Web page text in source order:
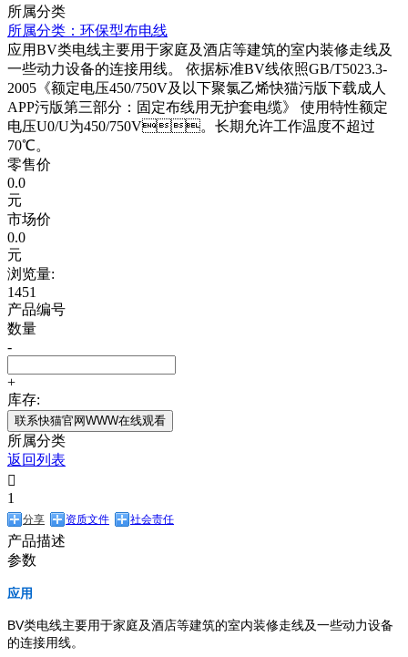
所属分类
所属分类： 环保型布电线
应用BV类电线主要用于家庭及酒店等建筑的室内装修走线及
一些动力设备的连接用线。 依据标准BV线依照GB/T5023.3-
2005《额定电压450/750V及以下聚氯乙烯快猫污版下载成人
APP污版第三部分：固定布线用无护套电缆》 使用特性额定
电压U0/U为450/750V。长期允许工作温度不超过
70℃。
零售价
0.0
元
市场价
0.0
元
浏览量:
1451
产品编号
数量
-
+
库存:
联系快猫官网WWW在线观看
所属分类
返回列表

1
分享 资质文件 社会责任
产品描述
参数
应用
BV类电线主要用于家庭及酒店等建筑的室内装修走线及一些动力设备
的连接用线。